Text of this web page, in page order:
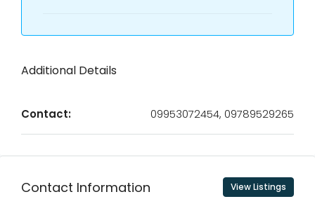
Additional Details
Contact: 09953072454, 09789529265
Contact Information View Listings